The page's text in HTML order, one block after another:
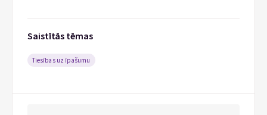
Saistītās tēmas
Tiesības uz īpašumu